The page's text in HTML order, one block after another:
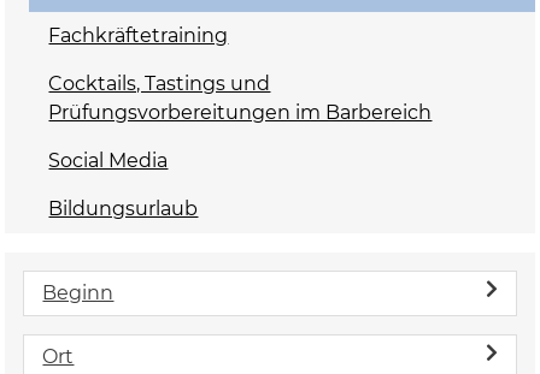
Fachkräftetraining
Cocktails, Tastings und
Prüfungsvorbereitungen im Barbereich
Social Media
Bildungsurlaub
Beginn
Ort